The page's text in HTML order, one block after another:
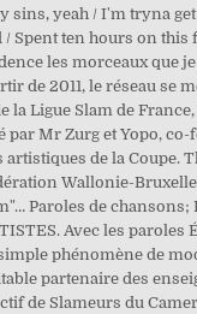
sins, yeah / I'm tryna
Spent ten hours on this
les morceaux que
de 2011, le réseau se
la Ligue Slam de
par Mr Zurg et Yopo,
artistiques de la Coupe.
Wallonie-
Paroles de chansons;
Avec les paroles
phénomène de
partenaire des
de Slameurs du